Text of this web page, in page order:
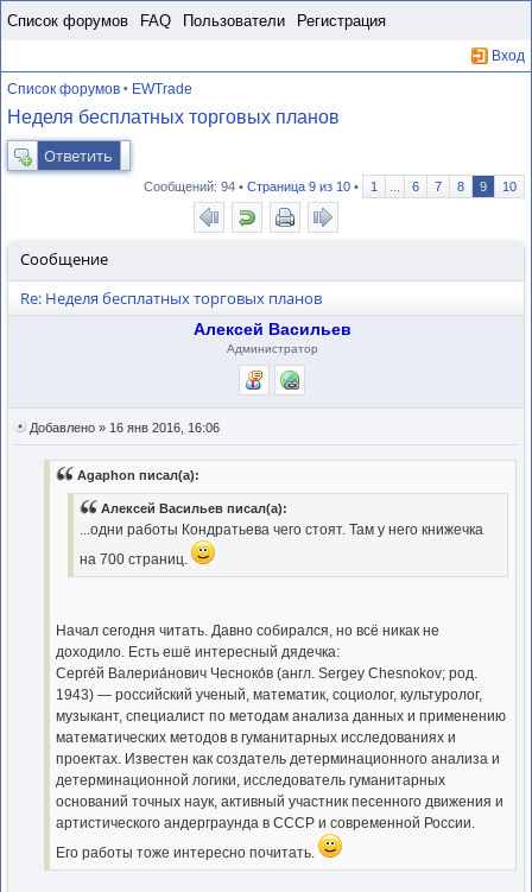
Список форумов FAQ Пользователи Регистрация
Вход
Список форумов • EWTrade
Неделя бесплатных торговых планов
Ответить
Сообщений: 94 • Страница 9 из 10 • 1 6 7 8 9 10
Сообщение
Re: Неделя бесплатных торговых планов
Алексей Васильев
Администратор
Добавлено » 16 янв 2016, 16:06
Agaphon писал(а):
Алексей Васильев писал(а):
...одни работы Кондратьева чего стоят. Там у него книжечка
на 700 страниц.
Начал сегодня читать. Давно собирался, но всё никак не
доходило. Есть ешё интересный дядечка:
Серге́й Валериа́нович Чесноко́в (англ. Sergey Chesnokov; род.
1943) — российский ученый, математик, социолог, культуролог,
музыкант, специалист по методам анализа данных и применению
математических методов в гуманитарных исследованиях и
проектах. Известен как создатель детерминационного анализа и
детерминационной логики, исследователь гуманитарных
оснований точных наук, активный участник песенного движения и
артистического андерграунда в СССР и современной России.
Его работы тоже интересно почитать.